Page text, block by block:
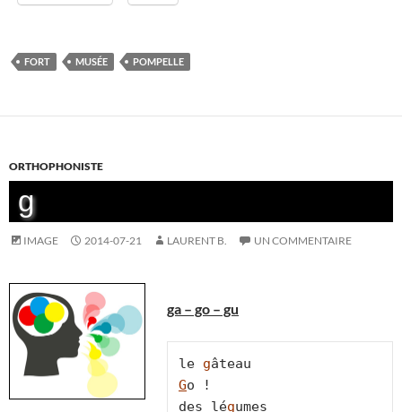
FORT MUSÉE POMPELLE
ORTHOPHONISTE
g
IMAGE 2014-07-21 LAURENT B. UN COMMENTAIRE
ga – go – gu
le g
Go !
des légumes